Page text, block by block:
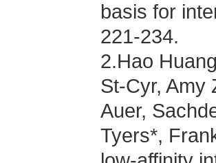
basis for
221-234.
2.Hao
St-Cyr, Amy
Auer,
Tyers*,